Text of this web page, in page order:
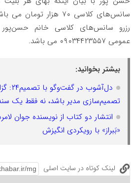
سانس‌های کلاسی ۷۰ هزار
عمومی ۰۹۰۳۴۴۲۳۵۵۷ می باشد.
بیشتر بخوانید:
تصمیم‌سازی مدیر باشد، نه فقط یک
انتشار دو کتاب از نویسنده جوان
«بَبراز» با رویکردی انگیزش
لینک کوتاه در سایت اصلی